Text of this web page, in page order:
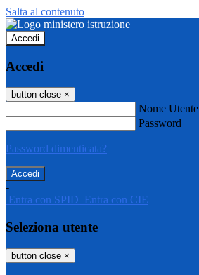
Salta al contenuto
Accedi
Accedi
button close ×
Nome Utente
Password
Password dimenticata?
-
Entra con SPID Entra con CIE
Seleziona utente
button close ×